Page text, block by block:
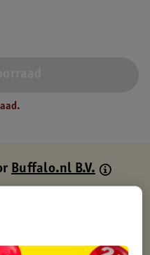
Buffalo.nl B.V.